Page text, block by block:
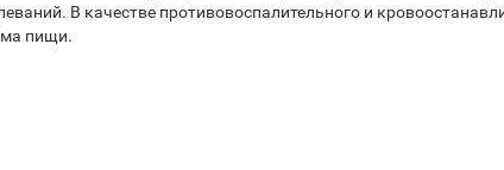
В качестве противовоспалительного и
пищи.